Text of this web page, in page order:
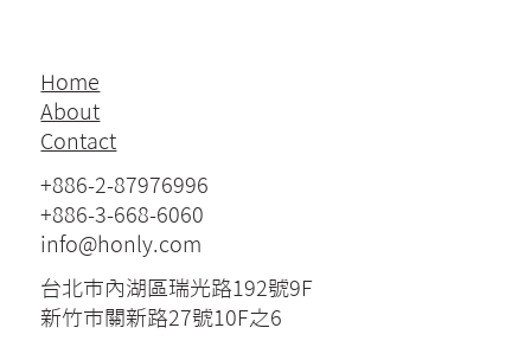
Home
About
Contact
+886-2-87976996
+886-3-668-6060
info@honly.com
台北市內湖區瑞光路192號9F
新竹市關新路27號10F之6